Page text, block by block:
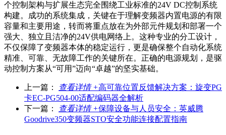
个控制架构与扩展生态完全围绕工业标准的24V DC控制系统
构建。成功的系统集成，关键在于理解变频器内置电源的有限
容量和主要用途，转而将重点放在为外部元件规划和部署一个
强大、独立且洁净的24V供电网络上。这种专业的分工设计，
不仅保障了变频器本体的稳定运行，更是确保整个自动化系统
精准、可靠、无故障工作的关键所在。正确的电源规划，是驱
动控制方案从“可用”迈向“卓越”的坚实基础。
上一篇： 查看详情 +高可靠位置反馈解决方案：旋变PG
卡EC-PG504-00适配编码器全解析
下一篇：
查看详情 +保障设备与人员安全：英威腾
Goodrive350变频器STO安全功能连接配置指南